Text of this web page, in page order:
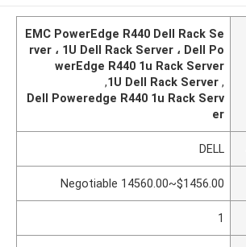
EMC PowerEdge R440 Dell Rack Se
rver ، 1U Dell Rack Server ، Dell Po
werEdge R440 1u Rack Server
,
1U Dell Rack Server
,
Dell Poweredge R440 1u Rack Serv
er
DELL
$1456.00~14560.00 Negotiable
1